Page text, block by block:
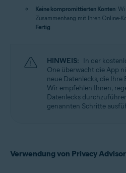
Keine kompromittierten Konten:
Zusammenhang mit Ihren Online-
Fertig.
HINWEIS: In der
One überwacht die App
neue Datenlecks, die
Wir empfehlen Ihnen,
Datenlecks
genannten Schritte
Verwendung von Privacy Advisor